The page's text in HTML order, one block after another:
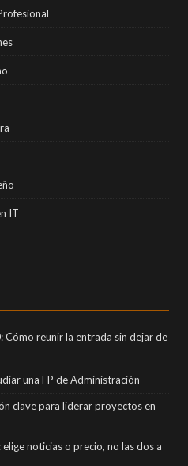
IT
Cómo reunir la entrada sin dejar de
una FP de Administración
clave para liderar proyectos en
noticias o precio, no las dos a